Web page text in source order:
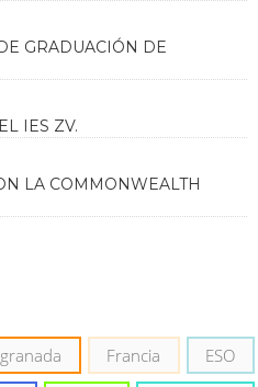
GRADUACIÓN DE
IES ZV.
LA COMMONWEALTH
granada Francia ESO